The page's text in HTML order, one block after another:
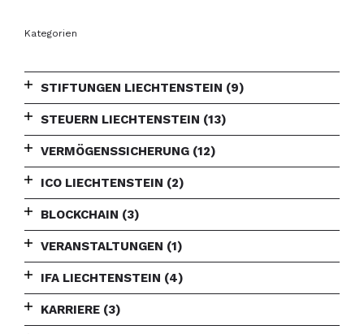
Kategorien
STIFTUNGEN LIECHTENSTEIN (9)
STEUERN LIECHTENSTEIN (13)
VERMÖGENSSICHERUNG (12)
ICO LIECHTENSTEIN (2)
BLOCKCHAIN (3)
VERANSTALTUNGEN (1)
IFA LIECHTENSTEIN (4)
KARRIERE (3)